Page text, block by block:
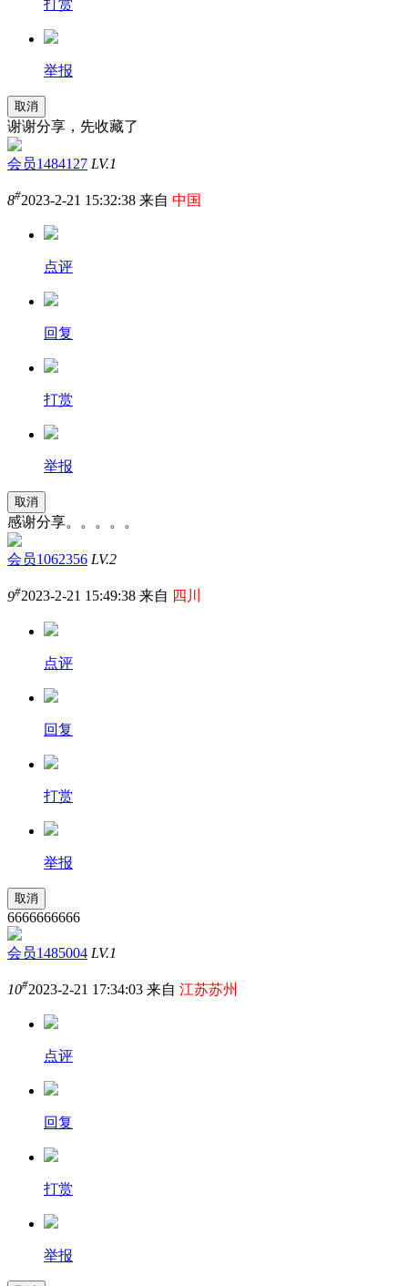
打赏
举报
取消
谢谢分享，先收藏了
会员1484127 LV.1
8#2023-2-21 15:32:38 来自 中国
点评
回复
打赏
举报
取消
感谢分享。。。。。
会员1062356 LV.2
9#2023-2-21 15:49:38 来自 四川
点评
回复
打赏
举报
取消
6666666666
会员1485004 LV.1
10#2023-2-21 17:34:03 来自 江苏苏州
点评
回复
打赏
举报